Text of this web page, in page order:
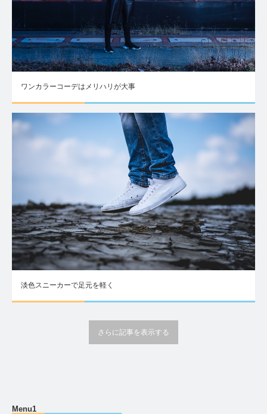
ワンカラーコーデはメリハリが大事
淡色スニーカーで足元を軽く
さらに記事を表示する
Menu1